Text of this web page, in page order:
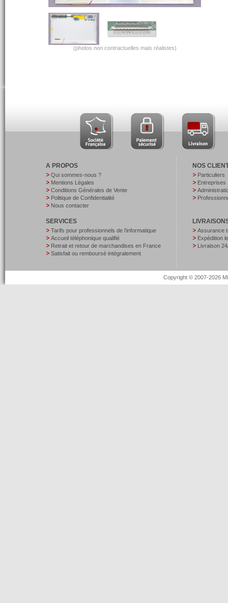
(photos non contractuelles mais réalistes)
A PROPOS
Qui sommes-nous ?
Mentions Légales
Conditions Générales de Vente
Politique de Confidentialité
Nous contacter
SERVICES
Tarifs pour professionnels de l’informatique
Accueil téléphonique qualifié
Retrait et retour de marchandises en France
Satisfait ou remboursé intégralement
NOS
Particuliers
Entreprises
Assurance
Expédition
Livraison
Copyright © 2007-2026